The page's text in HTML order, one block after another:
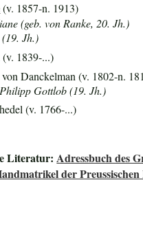
(v. 1857-n. 1913)
(geb. von Ranke, 20. Jh.)
Jh.)
1839-...)
Danckelman (v. 1802-n.
Gottlob (19. Jh.)
(v. 1766-...)
Literatur:Adressbuch des
der